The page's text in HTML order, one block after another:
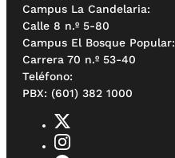
Campus La Candelaria:
Calle 8 n.º 5-80
Campus El Bosque Popular:
Carrera 70 n.º 53-40
Teléfono:
PBX: (601) 382 1000